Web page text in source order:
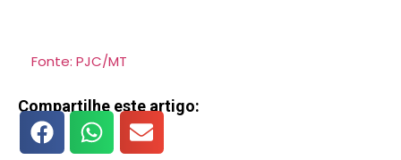
Fonte: PJC/MT
Compartilhe este artigo: